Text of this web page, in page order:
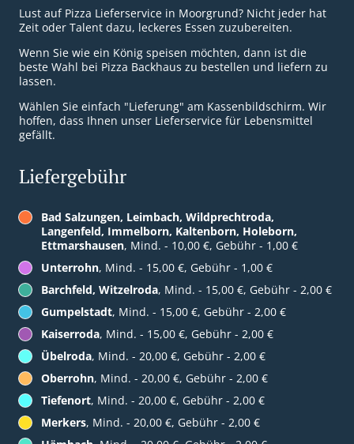
Lust auf Pizza Lieferservice in Moorgrund? Nicht jeder hat
Zeit oder Talent dazu, leckeres Essen zuzubereiten.
Wenn Sie wie ein König speisen möchten, dann ist die
beste Wahl bei Pizza Backhaus zu bestellen und liefern zu
lassen.
Wählen Sie einfach "Lieferung" am Kassenbildschirm. Wir
hoffen, dass Ihnen unser Lieferservice für Lebensmittel
gefällt.
Liefergebühr
Bad Salzungen, Leimbach, Wildprechtroda,
Langenfeld, Immelborn, Kaltenborn, Holeborn,
Ettmarshausen, Mind. - 10,00 €, Gebühr - 1,00 €
Unterrohn, Mind. - 15,00 €, Gebühr - 1,00 €
Barchfeld, Witzelroda, Mind. - 15,00 €, Gebühr - 2,00 €
Gumpelstadt, Mind. - 15,00 €, Gebühr - 2,00 €
Kaiserroda, Mind. - 15,00 €, Gebühr - 2,00 €
Übelroda, Mind. - 20,00 €, Gebühr - 2,00 €
Oberrohn, Mind. - 20,00 €, Gebühr - 2,00 €
Tiefenort, Mind. - 20,00 €, Gebühr - 2,00 €
Merkers, Mind. - 20,00 €, Gebühr - 2,00 €